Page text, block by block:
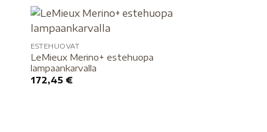
ESTEHUOVAT
LeMieux Merino+ estehuopa
lampaankarvalla
172,45 €